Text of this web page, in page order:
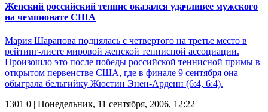
Женский российский теннис оказался удачливее мужского
на чемпионате США
Мария Шарапова поднялась с четвертого на третье место в
рейтинг-листе мировой женской теннисной ассоциации.
Произошло это после победы российской теннисной примы в
открытом первенстве США, где в финале 9 сентября она
обыграла бельгийку Жюстин Энен-Арденн (6:4, 6:4).
1301 0 | Понедельник, 11 сентября, 2006, 12:22